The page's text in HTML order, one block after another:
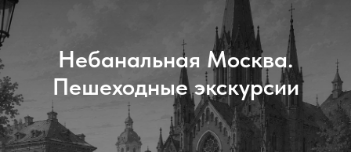
Небанальная Москва.
Пешеходные экскурсии